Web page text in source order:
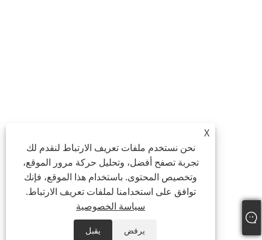
X
نحن نستخدم ملفات تعريف الارتباط لنقدم لك
تجربة تصفح أفضل، وتحليل حركة مرور الموقع،
وتخصيص المحتوى. باستخدام هذا الموقع، فإنك
توافق على استخدامنا لملفات تعريف الارتباط.
سياسة الخصوصية
يرفض يقبل